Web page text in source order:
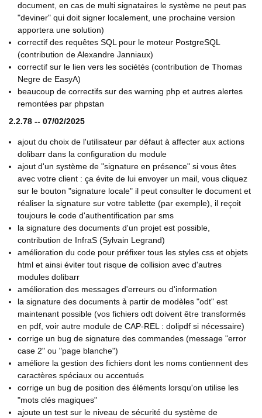
document, en cas de multi signataires le système ne peut pas
"deviner" qui doit signer localement, une prochaine version
apportera une solution)
correctif des requêtes SQL pour le moteur PostgreSQL
(contribution de Alexandre Janniaux)
correctif sur le lien vers les sociétés (contribution de Thomas
Negre de EasyA)
beaucoup de correctifs sur des warning php et autres alertes
remontées par phpstan
2.2.78 -- 07/02/2025
ajout du choix de l'utilisateur par défaut à affecter aux actions
dolibarr dans la configuration du module
ajout d'un système de "signature en présence" si vous êtes
avec votre client : ça évite de lui envoyer un mail, vous cliquez
sur le bouton "signature locale" il peut consulter le document et
réaliser la signature sur votre tablette (par exemple), il reçoit
toujours le code d'authentification par sms
la signature des documents d'un projet est possible,
contribution de InfraS (Sylvain Legrand)
amélioration du code pour préfixer tous les styles css et objets
html et ainsi éviter tout risque de collision avec d'autres
modules dolibarr
amélioration des messages d'erreurs ou d'information
la signature des documents à partir de modèles "odt" est
maintenant possible (vos fichiers odt doivent être transformés
en pdf, voir autre module de CAP-REL : dolipdf si nécessaire)
corrige un bug de signature des commandes (message "error
case 2" ou "page blanche")
améliore la gestion des fichiers dont les noms contiennent des
caractères spéciaux ou accentués
corrige un bug de position des éléments lorsqu'on utilise les
"mots clés magiques"
ajoute un test sur le niveau de sécurité du système de